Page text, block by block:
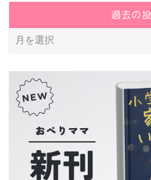
過去の